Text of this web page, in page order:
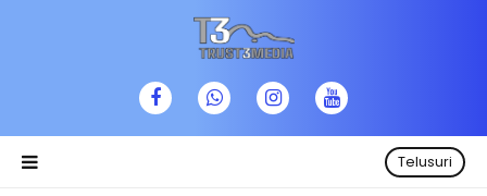
Telusuri